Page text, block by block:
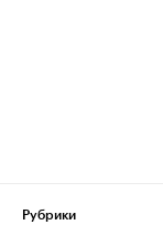
Рубрики